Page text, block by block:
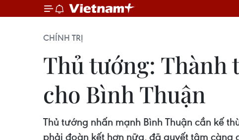
CHÍNH TRỊ
Thủ tướng: Thành
cho Bình Thuận
Thủ tướng nhấn mạnh Bình Thuận cần kế
phải đoàn kết hơn nữa, đã quyết tâm càng